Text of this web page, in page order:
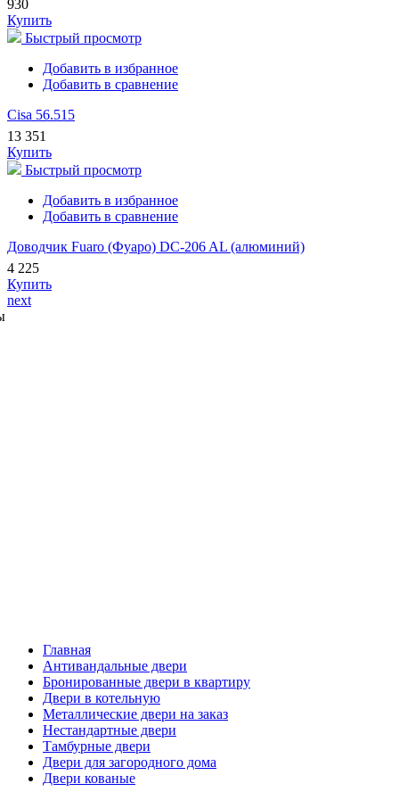
930
Купить
Быстрый просмотр
Добавить в избранное
Добавить в сравнение
Cisa 56.515
13 351
Купить
Быстрый просмотр
Добавить в избранное
Добавить в сравнение
Доводчик Fuaro (Фуаро) DC-206 AL (алюминий)
4 225
Купить
next
Главная
Антивандальные двери
Бронированные двери в квартиру
Двери в котельную
Металлические двери на заказ
Нестандартные двери
Тамбурные двери
Двери для загородного дома
Двери кованые